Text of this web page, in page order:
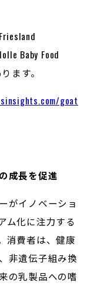
Baby Food
ます。
goat
成長を促進
がイノベーショ
ム化に注力する
消費者は、健康
非遺伝子組み換
の乳製品への嗜